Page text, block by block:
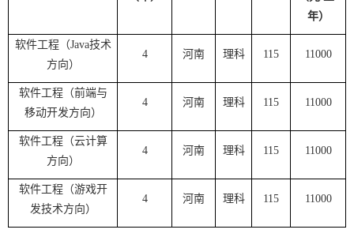
年）
软件工程（Java技术
方向）
4 河南 理科 115 11000
软件工程（前端与
移动开发方向）
4 河南 理科 115 11000
软件工程（云计算
方向）
4 河南 理科 115 11000
软件工程（游戏开
发技术方向）
4 河南 理科 115 11000